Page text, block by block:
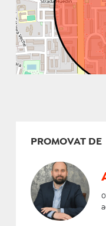
PROMOVAT DE